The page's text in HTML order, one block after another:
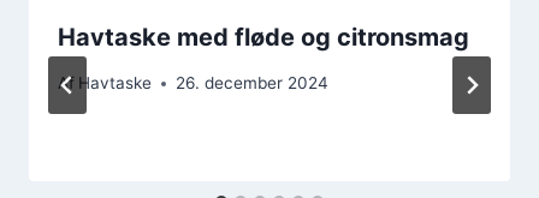
Havtaske med fløde og citronsmag
Af Havtaske 26. december 2024